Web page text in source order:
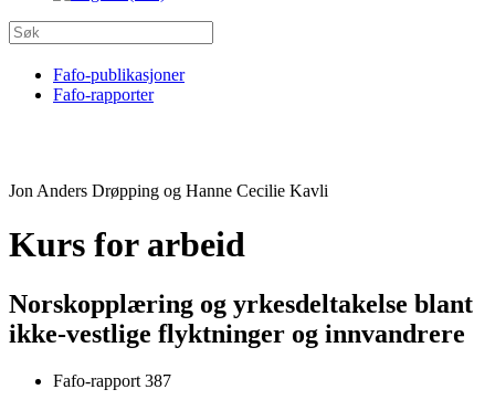
Fafo-publikasjoner
Fafo-rapporter
Jon Anders Drøpping og Hanne Cecilie Kavli
Kurs for arbeid
Norskopplæring og yrkesdeltakelse blant
ikke-vestlige flyktninger og innvandrere
Fafo-rapport 387